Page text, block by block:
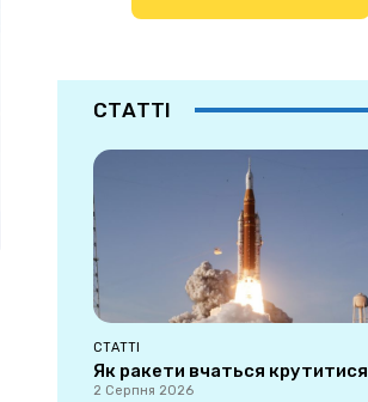
СТАТТІ
СТАТТІ
Як ракети вчаться крутитися
2 Серпня 2026